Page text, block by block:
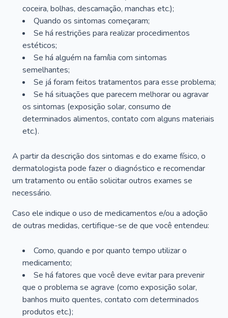
coceira, bolhas, descamação, manchas etc.);
Quando os sintomas começaram;
Se há restrições para realizar procedimentos
estéticos;
Se há alguém na família com sintomas
semelhantes;
Se já foram feitos tratamentos para esse problema;
Se há situações que parecem melhorar ou agravar
os sintomas (exposição solar, consumo de
determinados alimentos, contato com alguns materiais
etc.).
A partir da descrição dos sintomas e do exame físico, o
dermatologista pode fazer o diagnóstico e recomendar
um tratamento ou então solicitar outros exames se
necessário.
Caso ele indique o uso de medicamentos e/ou a adoção
de outras medidas, certifique-se de que você entendeu:
Como, quando e por quanto tempo utilizar o
medicamento;
Se há fatores que você deve evitar para prevenir
que o problema se agrave (como exposição solar,
banhos muito quentes, contato com determinados
produtos etc.);